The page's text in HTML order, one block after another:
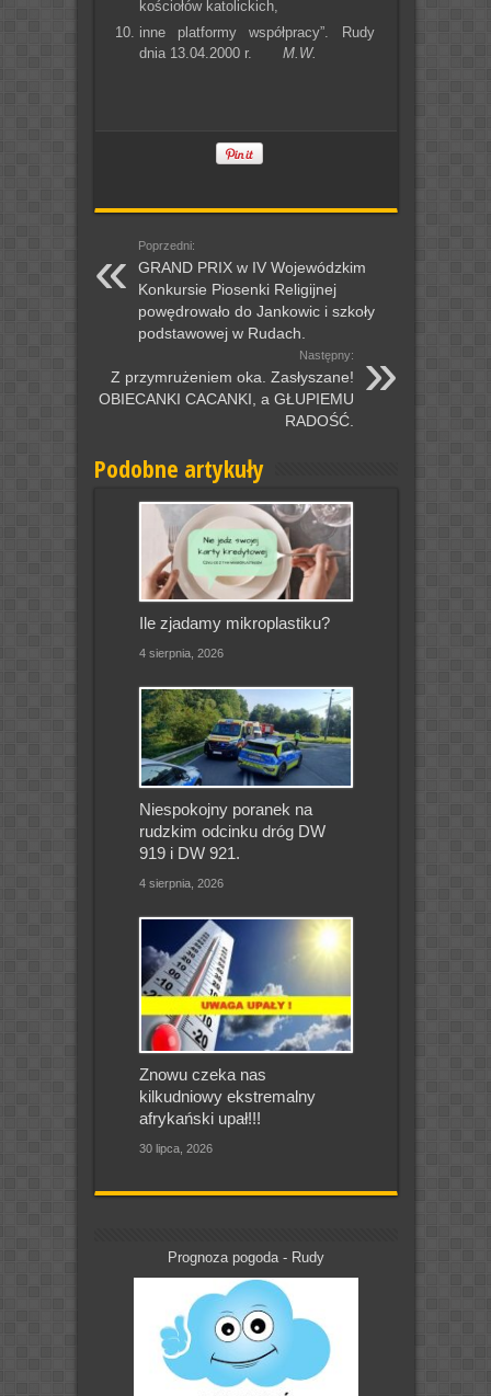
kościołów katolickich,
inne platformy współpracy”. Rudy
dnia 13.04.2000 r. M.W.
Poprzedni:
GRAND PRIX w IV Wojewódzkim
Konkursie Piosenki Religijnej
powędrowało do Jankowic i szkoły
podstawowej w Rudach.
Następny:
Z przymrużeniem oka. Zasłyszane!
OBIECANKI CACANKI, a GŁUPIEMU
RADOŚĆ.
Podobne artykuły
Ile zjadamy mikroplastiku?
4 sierpnia, 2026
Niespokojny poranek na
rudzkim odcinku dróg DW
919 i DW 921.
4 sierpnia, 2026
Znowu czeka nas
kilkudniowy ekstremalny
afrykański upał!!!
30 lipca, 2026
Prognoza pogoda - Rudy